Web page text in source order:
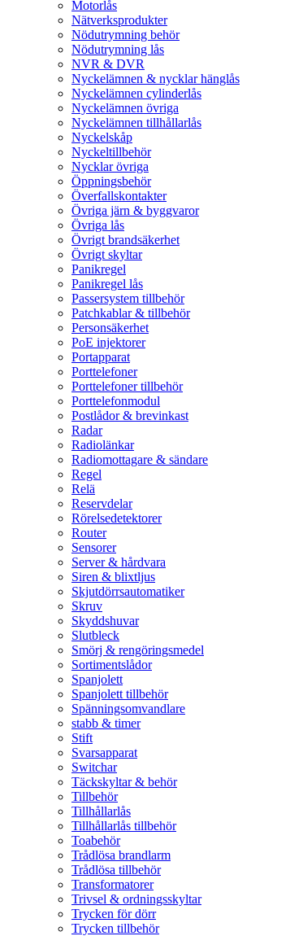
Motorlås
Nätverksprodukter
Nödutrymning behör
Nödutrymning lås
NVR & DVR
Nyckelämnen & nycklar hänglås
Nyckelämnen cylinderlås
Nyckelämnen övriga
Nyckelämnen tillhållarlås
Nyckelskåp
Nyckeltillbehör
Nycklar övriga
Öppningsbehör
Överfallskontakter
Övriga järn & byggvaror
Övriga lås
Övrigt brandsäkerhet
Övrigt skyltar
Panikregel
Panikregel lås
Passersystem tillbehör
Patchkablar & tillbehör
Personsäkerhet
PoE injektorer
Portapparat
Porttelefoner
Porttelefoner tillbehör
Porttelefonmodul
Postlådor & brevinkast
Radar
Radiolänkar
Radiomottagare & sändare
Regel
Relä
Reservdelar
Rörelsedetektorer
Router
Sensorer
Server & hårdvara
Siren & blixtljus
Skjutdörrsautomatiker
Skruv
Skyddshuvar
Slutbleck
Smörj & rengöringsmedel
Sortimentslådor
Spanjolett
Spanjolett tillbehör
Spänningsomvandlare
stabb & timer
Stift
Svarsapparat
Switchar
Täckskyltar & behör
Tillbehör
Tillhållarlås
Tillhållarlås tillbehör
Toabehör
Trådlösa brandlarm
Trådlösa tillbehör
Transformatorer
Trivsel & ordningsskyltar
Trycken för dörr
Trycken tillbehör